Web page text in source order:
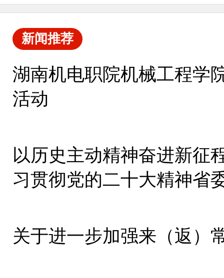
新闻推荐
湖南机电职院机械工程学
活动
以历史主动精神奋进新征
习贯彻党的二十大精神省
关于进一步加强来（返）